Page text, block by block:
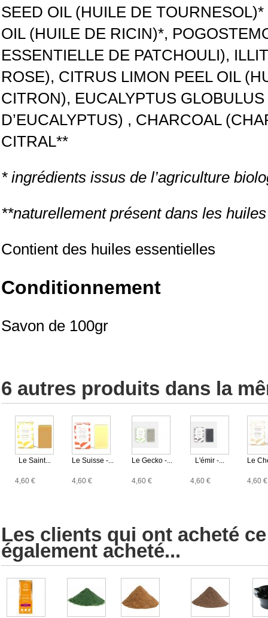
SEED OIL (HUILE DE
OIL (HUILE DE RICIN)*,
ESSENTIELLE DE PATCHOULI),
ROSE), CITRUS LIMON PEEL OIL
CITRON), EUCALYPTUS
D’EUCALYPTUS) , CHARCOAL
CITRAL**
* ingrédients issus de l’agriculture
**naturellement présent dans les
Contient des huiles essentielles
Conditionnement
Savon de 100gr
6 autres produits dans la
Le Saint...
4,60 €
Le Suisse -...
4,60 €
Le Gecko -...
4,60 €
L'émir -...
4,60 €
Le
4,60 €
Les clients qui ont acheté
également acheté...